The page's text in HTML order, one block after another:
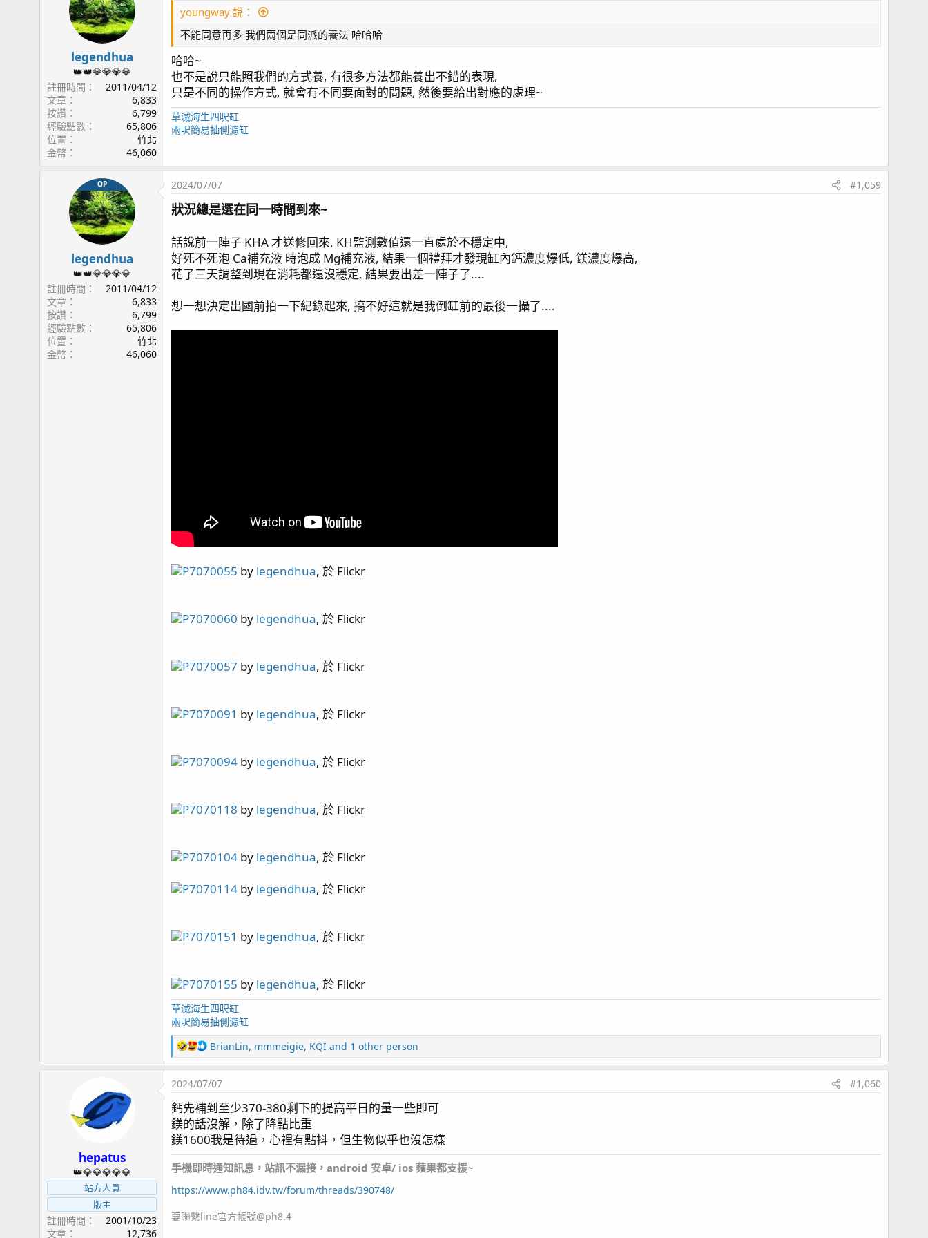
page33 紅奶嘴成長記錄(2) / 一年十個月更新 / UNI700 損壞 / APEX Energy8
page34 糖果腦記錄(2) / 一年十一個月更新 / APEX WAV 罷工 / APEX EB832 不供電 / Kraken DC-6500 金屬墊片破掉
page35 TG6 / AI Nero5
page36 浮淺
page37 燈罩改版 / KHA粉墨登場 / 燈具斷軸
page38 KHA & KHG / 兩年三個月
page39 魚隻點名 / 黃金蝦虎遇難
page41 珊瑚骨 / Tunze 3181 藻桶
page42 魚隻損失 / 雙蛙之舞
page43 Sony A7C / 雙骨PK戰
page44 近況影片/ 五爪貝的劫難 / 紅奶嘴海葵噴精 / 珊瑚打架
page45 草莓蛋糕
page46 奶嘴再分裂 / T5 預熱安定器損毀 / 粉藍登場
page47 垃圾海葵去除方案
page48 橘子 / 花園鰻
page49 鈕扣起泡 - 日出櫻花 / 缸內近況
page50 榔頭珊瑚
page51 微量元素 / 影片
page52 珊瑚打架 / 綠長支
page53 再遊小琉球~
page54 Olympus TG6 / 綠長支倒塌
page55 三年三個月
page56 餵食 / 新片上架 / 草莓蛋糕(2) / 榔頭珊瑚(2)
page68 陽隧足噴發 / 虎耳 / Tank Update(video)
page72 Quantum Meter MQ-510
page76 KHA 使用狀況更新
page79 龜殼腦 / 寶石花 / 寄居蟹噴發 / 四年六月/ 水盆缸
page85 瘦身計畫 / 43地震慘案
page90 出差歸來 / 毛象大兜蟲
page93 2024末之水難 / 2025首發
：
clownfish78 and 32 others
legendhua
👑👑💎💎💎💎
註冊時間
2011/04/12
文章
6,833
按讚
6,799
經驗點數
65,806
位置
竹北
金幣
46,060
youngway 說：
不能同意再多 我們兩個是同派的養法 哈哈哈
哈哈~
也不是說只能照我們的方式養, 有很多方法都能養出不錯的表現,
只是不同的操作方式, 就會有不同要面對的問題, 然後要給出對應的處理~
草滅海生四呎缸
兩呎簡易抽側濾缸
OP
legendhua
👑👑💎💎💎💎
註冊時間
2011/04/12
文章
6,833
按讚
6,799
經驗點數
65,806
位置
竹北
金幣
46,060
2024/07/07 #1,059
狀況總是選在同一時間到來~
話說前一陣子 KHA 才送修回來, KH監測數值還一直處於不穩定中,
好死不死泡 Ca補充液 時泡成 Mg補充液, 結果一個禮拜才發現缸內鈣濃度爆低, 鎂濃度爆高,
花了三天調整到現在消耗都還沒穩定, 結果要出差一陣子了....
想一想決定出國前拍一下紀錄起來, 搞不好這就是我倒缸前的最後一攝了....
P7070055 by legendhua, 於 Flickr
P7070060 by legendhua, 於 Flickr
P7070057 by legendhua, 於 Flickr
P7070091 by legendhua, 於 Flickr
P7070094 by legendhua, 於 Flickr
P7070118 by legendhua, 於 Flickr
P7070104 by legendhua, 於 Flickr
P7070114 by legendhua, 於 Flickr
P7070151 by legendhua, 於 Flickr
P7070155 by legendhua, 於 Flickr
草滅海生四呎缸
兩呎簡易抽側濾缸
R
e
a
c
i
o
n
：
BrianLin, mmmeigie, KQI and 1 other person
hepatus
👑💎💎💎💎💎
站方人員
版主
註冊時間
2001/10/23
文章
12,736
2024/07/07 #1,060
鈣先補到至少370-380剩下的提高平日的量一些即可
鎂的話沒解，除了降點比重
鎂1600我是待過，心裡有點抖，但生物似乎也沒怎樣
手機即時通知訊息，站訊不漏接，android 安卓/ ios 蘋果都支援~
https://www.ph84.idv.tw/forum/threads/390748/
要聯繫line官方帳號@ph8.4